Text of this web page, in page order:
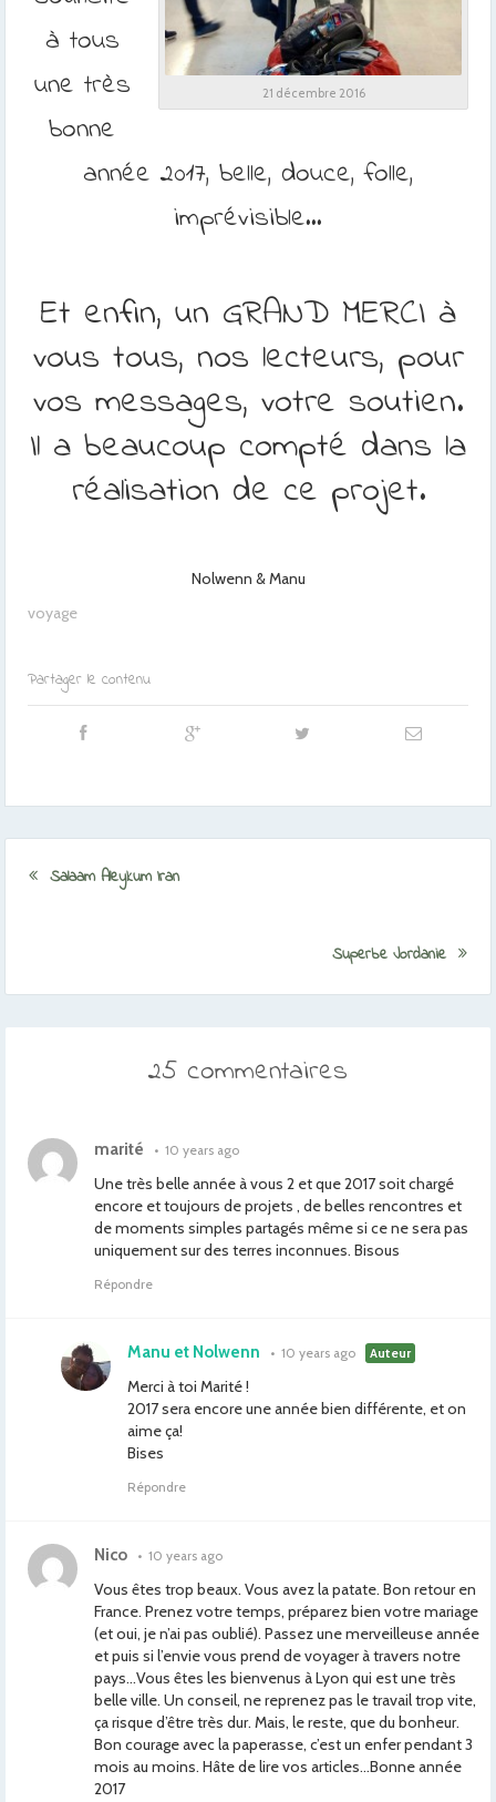
21 décembre 2016
à tous
une très
bonne
année 2017, belle, douce, folle,
imprévisible…
Et enfin, un GRAND MERCI à
vous tous, nos lecteurs, pour
vos messages, votre soutien.
Il a beaucoup compté dans la
réalisation de ce projet.
Nolwenn & Manu
voyage
Partager le contenu
Salaam Aleykum Iran
Superbe Jordanie
25 commentaires
marité • 10 years ago
Une très belle année à vous 2 et que 2017 soit chargé
encore et toujours de projets , de belles rencontres et
de moments simples partagés même si ce ne sera pas
uniquement sur des terres inconnues. Bisous
Répondre
Manu et Nolwenn • 10 years ago Auteur
Merci à toi Marité !
2017 sera encore une année bien différente, et on
aime ça!
Bises
Répondre
Nico • 10 years ago
Vous êtes trop beaux. Vous avez la patate. Bon retour en
France. Prenez votre temps, préparez bien votre mariage
(et oui, je n’ai pas oublié). Passez une merveilleuse année
et puis si l’envie vous prend de voyager à travers notre
pays…Vous êtes les bienvenus à Lyon qui est une très
belle ville. Un conseil, ne reprenez pas le travail trop vite,
ça risque d’être très dur. Mais, le reste, que du bonheur.
Bon courage avec la paperasse, c’est un enfer pendant 3
mois au moins. Hâte de lire vos articles…Bonne année
2017